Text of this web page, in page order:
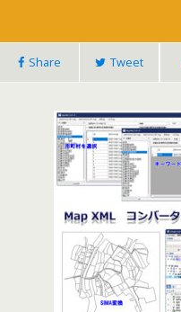
Share Tweet